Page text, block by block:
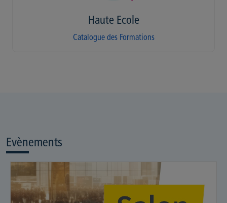
Haute Ecole
Catalogue des Formations
Evènements